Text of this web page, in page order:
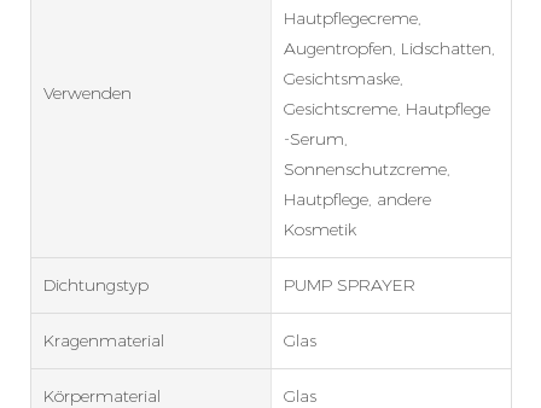
Verwenden
Hautpflegecreme,
Augentropfen, Lidschatten,
Gesichtsmaske,
Gesichtscreme, Hautpflege
-Serum,
Sonnenschutzcreme,
Hautpflege, andere
Kosmetik
Dichtungstyp PUMP SPRAYER
Kragenmaterial Glas
Körpermaterial Glas